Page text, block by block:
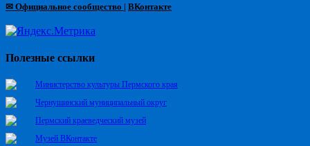
✉ Официальное сообщество | ВКонтакте
Полезные ссылки
Министерство культуры Пермского края
Чернушинский муниципальный округ
Пермский краеведческий музей
Музей ВКонтакте